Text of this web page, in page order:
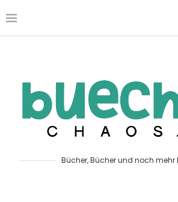
Bücher, Bücher und noch mehr